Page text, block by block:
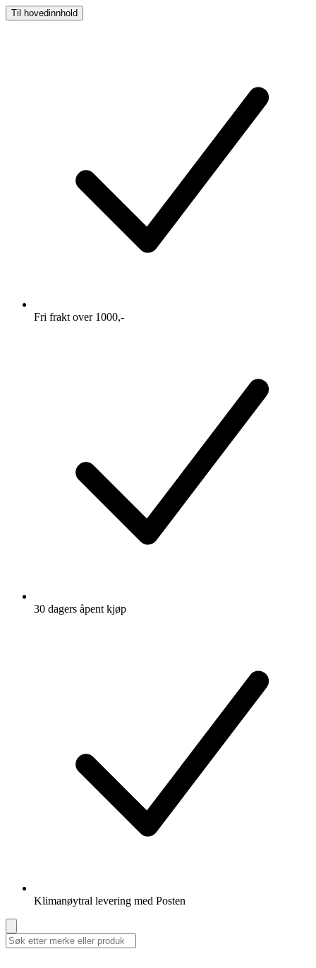
Til hovedinnhold
Fri frakt over 1000,-
30 dagers åpent kjøp
Klimanøytral levering med Posten